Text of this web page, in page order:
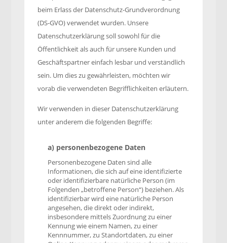
beim Erlass der Datenschutz-Grundverordnung
(DS-GVO) verwendet wurden. Unsere
Datenschutzerklärung soll sowohl für die
Öffentlichkeit als auch für unsere Kunden und
Geschäftspartner einfach lesbar und verständlich
sein. Um dies zu gewährleisten, möchten wir
vorab die verwendeten Begrifflichkeiten erläutern.
Wir verwenden in dieser Datenschutzerklärung
unter anderem die folgenden Begriffe:
a) personenbezogene Daten
Personenbezogene Daten sind alle
Informationen, die sich auf eine identifizierte
oder identifizierbare natürliche Person (im
Folgenden „betroffene Person“) beziehen. Als
identifizierbar wird eine natürliche Person
angesehen, die direkt oder indirekt,
insbesondere mittels Zuordnung zu einer
Kennung wie einem Namen, zu einer
Kennnummer, zu Standortdaten, zu einer